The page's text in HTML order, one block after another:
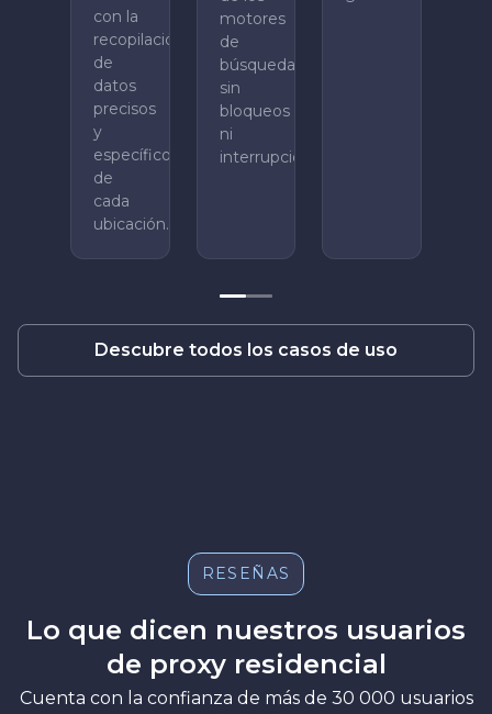
con la
recopilación
de
datos
precisos
y
específicos
de
cada
ubicación.
motores
de
búsqueda
sin
bloqueos
ni
interrupciones.
Descubre todos los casos de uso
RESEÑAS
Lo que dicen nuestros usuarios
de proxy residencial
Cuenta con la confianza de más de 30 000 usuarios
Proxies residenciales que entregan
Necesitábamos un amplio conjunto de